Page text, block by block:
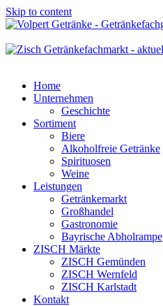
Skip to content
Home
Unternehmen
Geschichte
Sortiment
Biere
Alkoholfreie Getränke
Spirituosen
Weine
Leistungen
Getränkemarkt
Großhandel
Gastronomie
Bayrische Abholrampe
ZISCH Märkte
ZISCH Gemünden
ZISCH Wernfeld
ZISCH Karlstadt
Kontakt